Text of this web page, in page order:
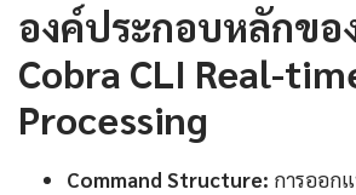
องค์ประกอบหลักขอ
Cobra CLI Real-
Processing
Command Structure: การออก